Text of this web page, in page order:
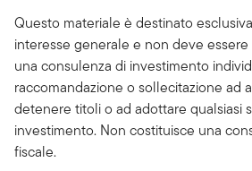
Questo materiale è destinato
interesse generale e non deve
una consulenza di investimento
raccomandazione o sollecitazione ad
detenere titoli o ad adottare qualsiasi
investimento. Non costituisce una
fiscale.